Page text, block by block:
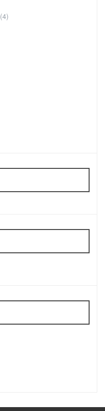
(4)